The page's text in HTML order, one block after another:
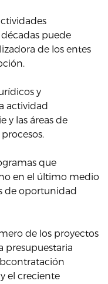
puede
de los entes
y
actividad
y las áreas de
que
en el último medio
de oportunidad
de los proyectos
presupuestaria
el creciente